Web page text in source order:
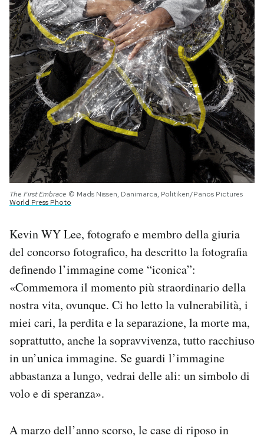
Esci
The First Embrace © Mads Nissen, Danimarca, Politiken/Panos Pictures
World Press Photo
Kevin WY Lee, fotografo e membro della giuria
del concorso fotografico, ha descritto la fotografia
definendo l’immagine come “iconica”:
«Commemora il momento più straordinario della
nostra vita, ovunque. Ci ho letto la vulnerabilità, i
miei cari, la perdita e la separazione, la morte ma,
soprattutto, anche la sopravvivenza, tutto racchiuso
in un’unica immagine. Se guardi l’immagine
abbastanza a lungo, vedrai delle ali: un simbolo di
volo e di speranza».
A marzo dell’anno scorso, le case di riposo in